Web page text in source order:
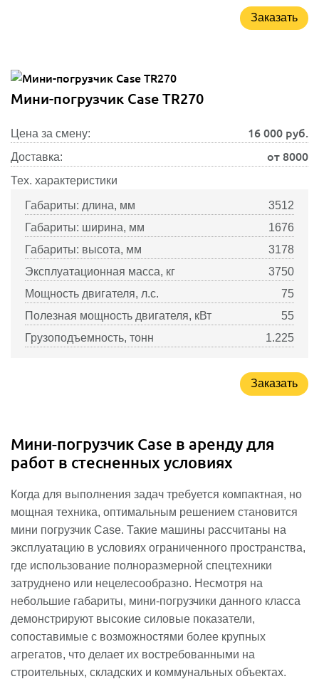
Заказать
Мини-погрузчик Case TR270
Цена за смену: 16 000 руб.
Доставка: от 8000
Тех. характеристики
Габариты: длина, мм
3512
Габариты: ширина, мм
1676
Габариты: высота, мм
3178
Эксплуатационная масса, кг
3750
Мощность двигателя, л.с.
75
Полезная мощность двигателя, кВт
55
Грузоподъемность, тонн
1.225
Заказать
Мини-погрузчик Case в аренду для
работ в стесненных условиях
Когда для выполнения задач требуется компактная, но
мощная техника, оптимальным решением становится
мини погрузчик Case. Такие машины рассчитаны на
эксплуатацию в условиях ограниченного пространства,
где использование полноразмерной спецтехники
затруднено или нецелесообразно. Несмотря на
небольшие габариты, мини-погрузчики данного класса
демонстрируют высокие силовые показатели,
сопоставимые с возможностями более крупных
агрегатов, что делает их востребованными на
строительных, складских и коммунальных объектах.